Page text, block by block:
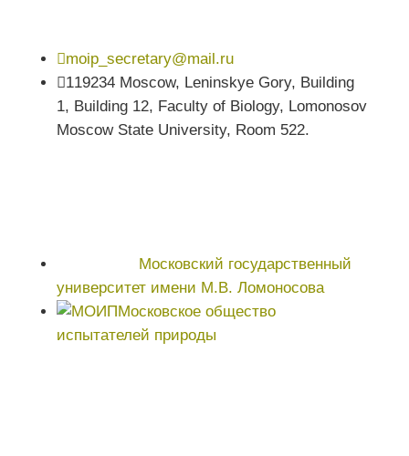
moip_secretary@mail.ru
119234 Moscow, Leninskye Gory, Building
1, Building 12, Faculty of Biology, Lomonosov
Moscow State University, Room 522.
Московский государственный
университет имени М.В. Ломоносова
Московское общество
испытателей природы